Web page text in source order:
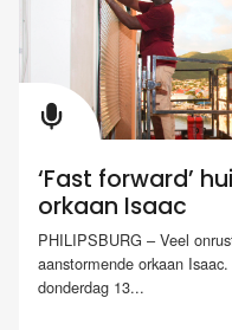
‘Fast forward’
orkaan Isaac
PHILIPSBURG – Veel
aanstormende orkaan
donderdag 13...